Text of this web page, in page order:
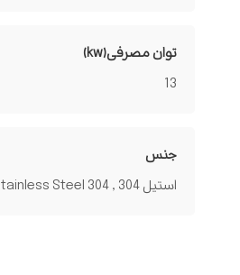
توان مصرفی(kw)
13
جنس
استیل 304 , Stainless Steel 304